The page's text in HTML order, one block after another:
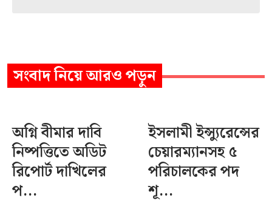
সংবাদনিয়ে আরও পড়ুন
অগ্নি বীমার দাবি
নিষ্পত্তিতে অডিট
রিপোর্ট দাখিলের
প...
ইসলামী ইন্স্যুরেন্সের
চেয়ারম্যানসহ ৫
পরিচালকের পদ
শূ...